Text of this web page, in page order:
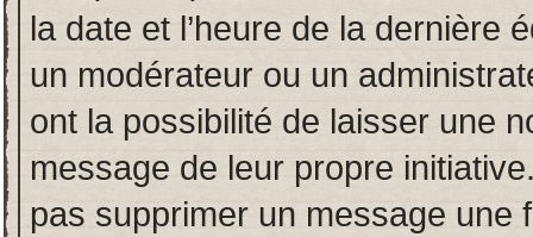
la date et l’heure de la dernière
un modérateur ou un
ont la possibilité de laisser une
message de leur propre
pas supprimer un message une